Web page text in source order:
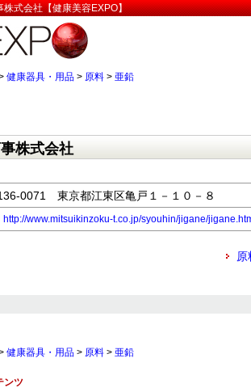
株式会社【健康美容EXPO】
健康器具・用品 > 原料 > 亜鉛
株式会社
0071 東京都江東区亀戸１－１０－８
http://www.mitsuikinzoku-t.co.jp/syouhin/jigane/
健康器具・用品 > 原料 > 亜鉛
ンツ